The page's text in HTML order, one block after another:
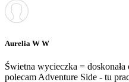
Aurelia W W
Świetna wycieczka =
polecam Adventure Side - tu